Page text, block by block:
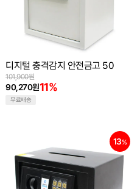
디지털 충격감지 안전금고 50
90,270원11%
101,900원
무료배송
13%